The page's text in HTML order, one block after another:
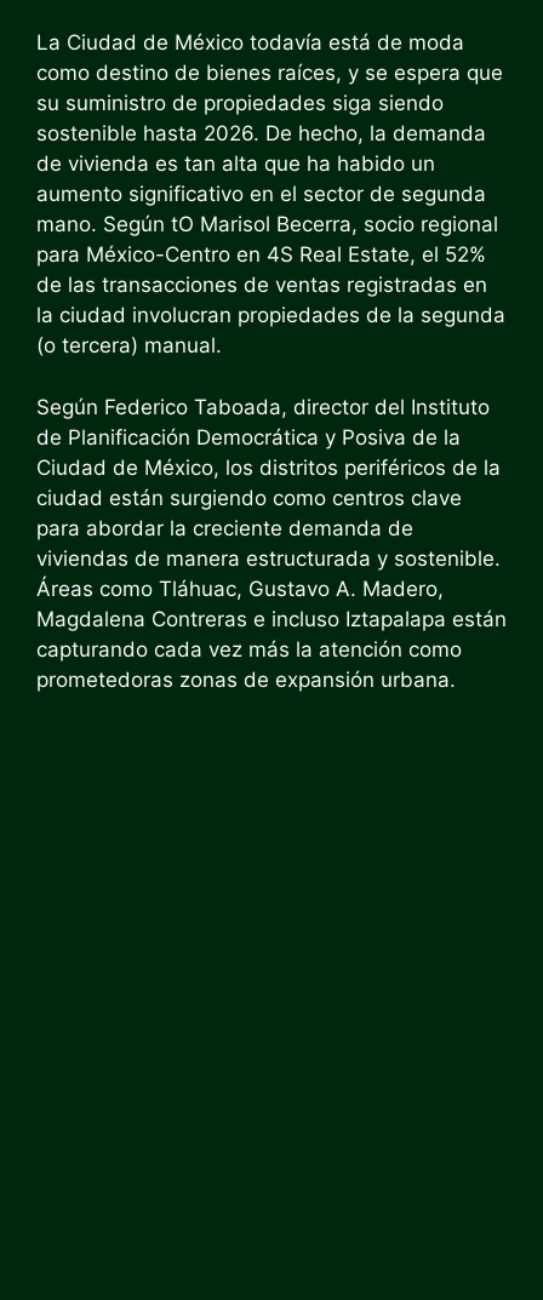
La Ciudad de México todavía está de moda
como destino de bienes raíces, y se espera que
su suministro de propiedades siga siendo
sostenible hasta 2026. De hecho, la demanda
de vivienda es tan alta que ha habido un
aumento significativo en el sector de segunda
mano. Según tO Marisol Becerra, socio regional
para México-Centro en 4S Real Estate, el 52%
de las transacciones de ventas registradas en
la ciudad involucran propiedades de la segunda
(o tercera) manual.
Según Federico Taboada, director del Instituto
de Planificación Democrática y Posiva de la
Ciudad de México, los distritos periféricos de la
ciudad están surgiendo como centros clave
para abordar la creciente demanda de
viviendas de manera estructurada y sostenible.
Áreas como Tláhuac, Gustavo A. Madero,
Magdalena Contreras e incluso Iztapalapa están
capturando cada vez más la atención como
prometedoras zonas de expansión urbana.